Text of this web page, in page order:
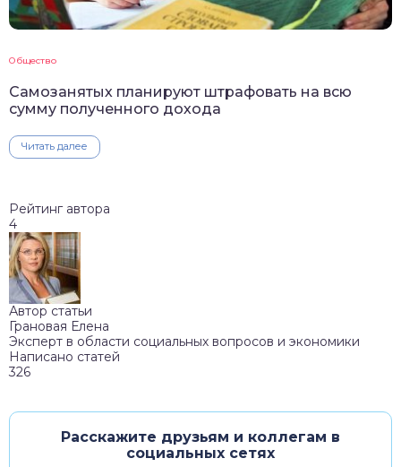
Общество
Самозанятых планируют штрафовать на всю
сумму полученного дохода
Читать далее
Рейтинг автора
4
Автор статьи
Грановая Елена
Эксперт в области социальных вопросов и экономики
Написано статей
326
Расскажите друзьям и коллегам в
социальных сетях